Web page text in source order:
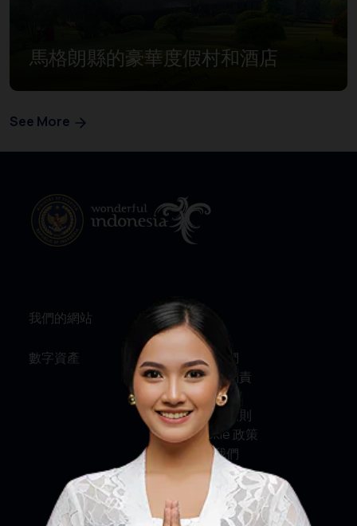
馬格朗縣的豪華度假村和酒店
See More
我們的網站
數字資產
資訊
關於我們
服務與問責
私隱政策
條款及細則
Cookie 政策
聯絡我們
社交媒體